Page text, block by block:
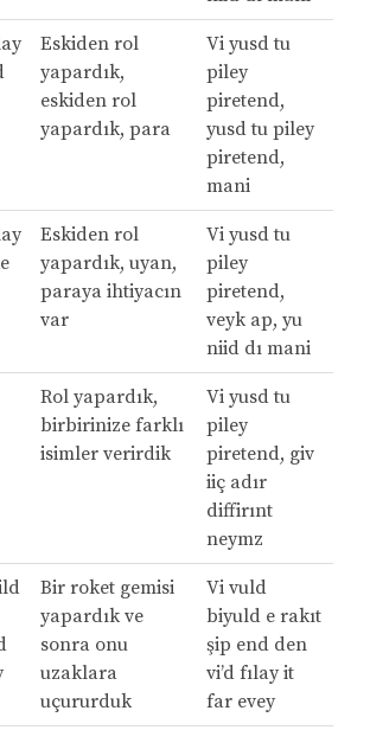
Eskiden rol
yapardık,
eskiden rol
yapardık, para
Vi yusd tu
piley
piretend,
yusd tu piley
piretend,
mani
Eskiden rol
yapardık, uyan,
paraya ihtiyacın
var
Vi yusd tu
piley
piretend,
veyk ap, yu
niid dı mani
Rol yapardık,
birbirinize farklı
isimler verirdik
Vi yusd tu
piley
piretend, giv
iiç adır
diffirınt
neymz
Bir roket gemisi
yapardık ve
sonra onu
uzaklara
uçururduk
Vi vuld
biyuld e rakıt
şip end den
vi’d fılay it
far evey